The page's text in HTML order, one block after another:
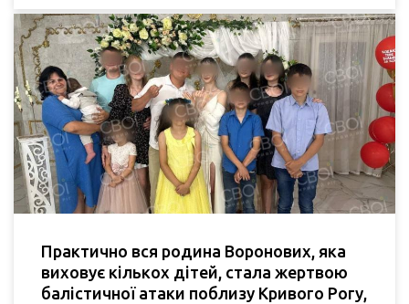
Практично вся родина Воронових, яка
виховує кількох дітей, стала жертвою
балістичної атаки поблизу Кривого Рогу,